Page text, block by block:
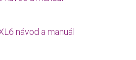
návod a manuál